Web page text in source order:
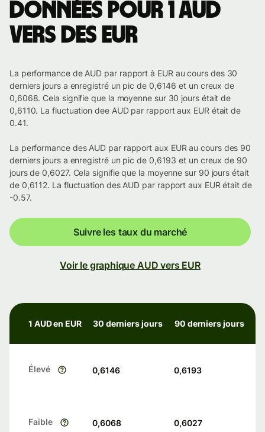
Données pour 1 AUD
vers des EUR
La performance de AUD par rapport à EUR au cours des 30
derniers jours a enregistré un pic de 0,6146 et un creux de
0,6068. Cela signifie que la moyenne sur 30 jours était de
0,6110. La fluctuation dee AUD par rapport aux EUR était de
0.41.
La performance des AUD par rapport aux EUR au cours des 90
derniers jours a enregistré un pic de 0,6193 et un creux de 90
jours de 0,6027. Cela signifie que la moyenne sur 90 jours était
de 0,6112. La fluctuation des AUD par rapport aux EUR était de
-0.57.
Suivre les taux du marché
Voir le graphique AUD vers EUR
1 AUD en EUR 30 derniers jours 90 derniers jours
Élevé 0,6146 0,6193
Faible 0,6068 0,6027